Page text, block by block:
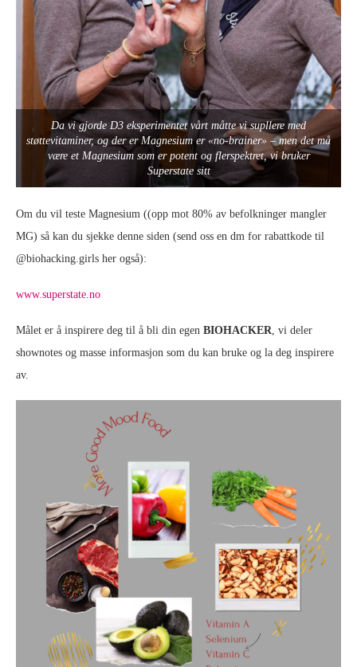
Da vi gjorde D3 eksperimentet vårt måtte vi supllere med
støttevitaminer, og der er Magnesium er «no-brainer» – men det må
være et Magnesium som er potent og flerspektret, vi bruker
Superstate sitt
Om du vil teste Magnesium ((opp mot 80% av befolkninger mangler
MG) så kan du sjekke denne siden (send oss en dm for rabattkode til
@biohacking.girls her også):
www.superstate.no
Målet er å inspirere deg til å bli din egen BIOHACKER, vi deler
shownotes og masse informasjon som du kan bruke og la deg inspirere
av.